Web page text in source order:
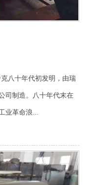
八十年代初发明，由瑞
司制造。八十年代末在
业革命浪...